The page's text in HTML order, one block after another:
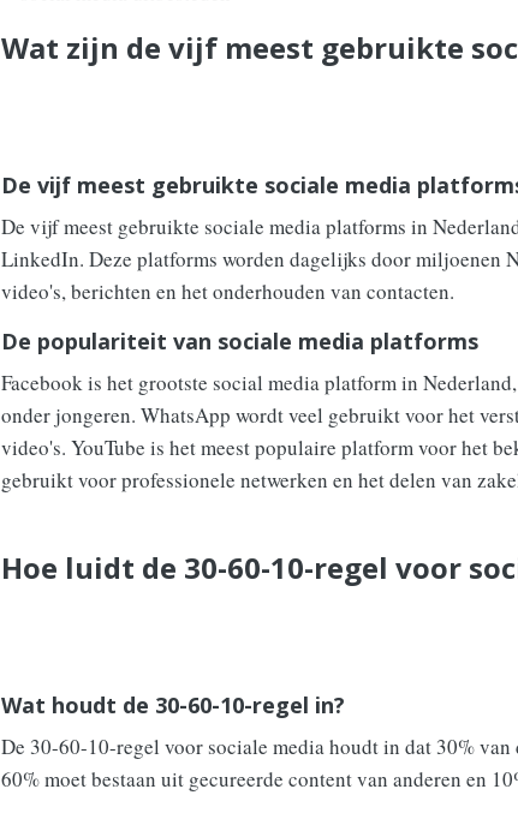
Wat zijn de vijf meest gebruikte
De vijf meest gebruikte sociale media
De vijf meest gebruikte sociale media platforms in
LinkedIn. Deze platforms worden dagelijks door miljoenen
video's, berichten en het onderhouden van contacten.
De populariteit van sociale media platforms
Facebook is het grootste social media platform in
onder jongeren. WhatsApp wordt veel gebruikt voor het
video's. YouTube is het meest populaire platform voor het
gebruikt voor professionele netwerken en het delen van
Hoe luidt de 30-60-10-regel voor
Wat houdt de 30-60-10-regel in?
De 30-60-10-regel voor sociale media houdt in dat 30%
60% moet bestaan uit gecureerde content van anderen en